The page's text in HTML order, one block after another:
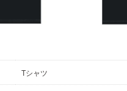
Tシャツ